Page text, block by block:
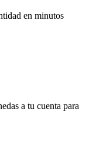
en minutos
a tu cuenta para